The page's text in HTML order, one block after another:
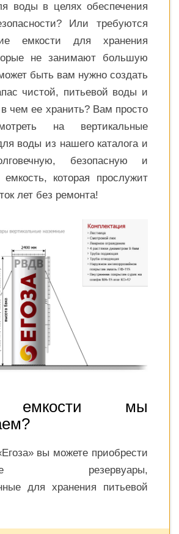
воды в целях обеспечения
Или требуются
емкости для хранения
не занимают большую
быть вам нужно создать
чистой, питьевой воды и
чем ее хранить? Вам просто
на вертикальные
воды из нашего каталога и
безопасную и
емкость, которая прослужит
лет без ремонта!
емкости мы
вы можете приобрести
резервуары,
для хранения питьевой